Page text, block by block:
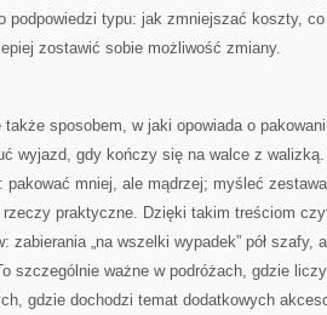
podpowiedzi typu: jak zmniejszać koszty, co
zostawić sobie możliwość zmiany.
sposobem, w jaki opowiada o
wyjazd, gdy kończy się na walce z
pakować mniej, ale mądrzej; myśleć
praktyczne. Dzięki takim treściom
zabierania „na wszelki wypadek” pół szafy,
szczególnie ważne w podróżach, gdzie
gdzie dochodzi temat dodatkowych